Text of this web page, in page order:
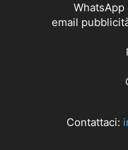
email
Contattaci: